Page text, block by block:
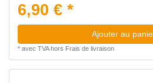
6,90 € *
Ajouter au
* avec TVAhors Frais de livraison